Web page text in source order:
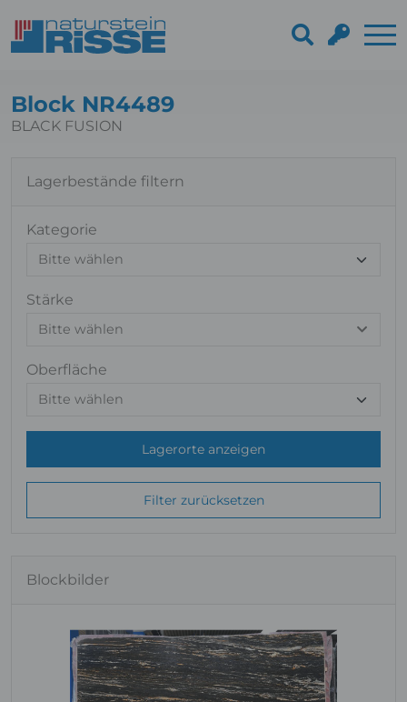
Block NR4489
BLACK FUSION
Lagerbestände filtern
Kategorie
Stärke
Bitte wählen
Oberfläche
Lagerorte anzeigen
Filter zurücksetzen
Blockbilder